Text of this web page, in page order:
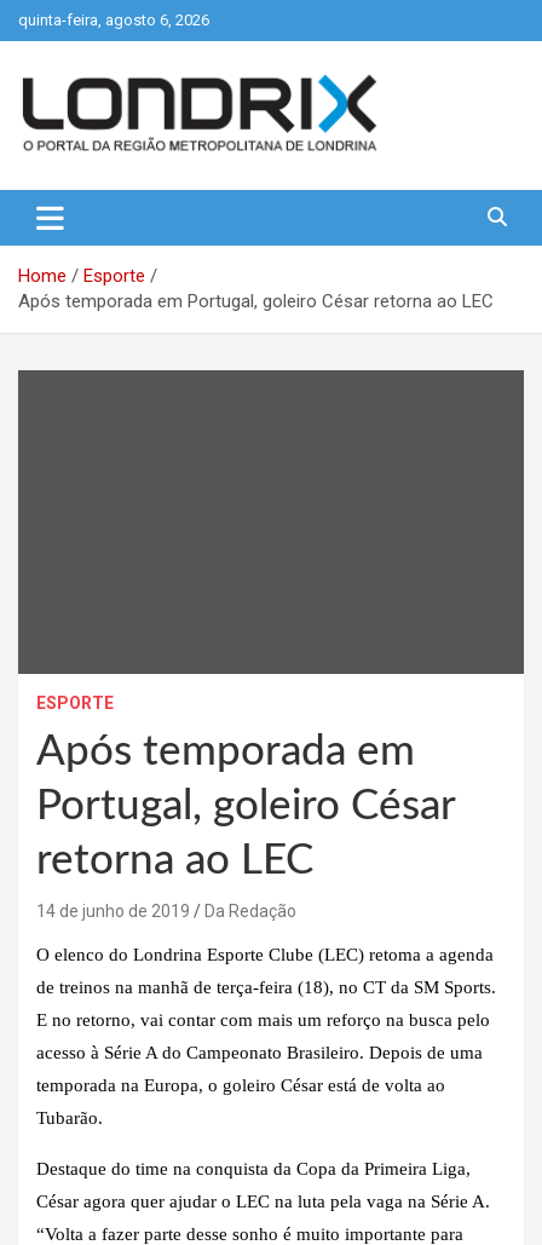
to
quinta-feira, agosto 6, 2026
Londrix
Home
Esporte
Após temporada em Portugal, goleiro César retorna ao LEC
ESPORTE
Após temporada em
Portugal, goleiro César
retorna ao LEC
14 de junho de 2019 Da Redação
O elenco do Londrina Esporte Clube (LEC) retoma a agenda
de treinos na manhã de terça-feira (18), no CT da SM Sports.
E no retorno, vai contar com mais um reforço na busca pelo
acesso à Série A do Campeonato Brasileiro. Depois de uma
temporada na Europa, o goleiro César está de volta ao
Tubarão.
Destaque do time na conquista da Copa da Primeira Liga,
César agora quer ajudar o LEC na luta pela vaga na Série A.
“Volta a fazer parte desse sonho é muito importante para